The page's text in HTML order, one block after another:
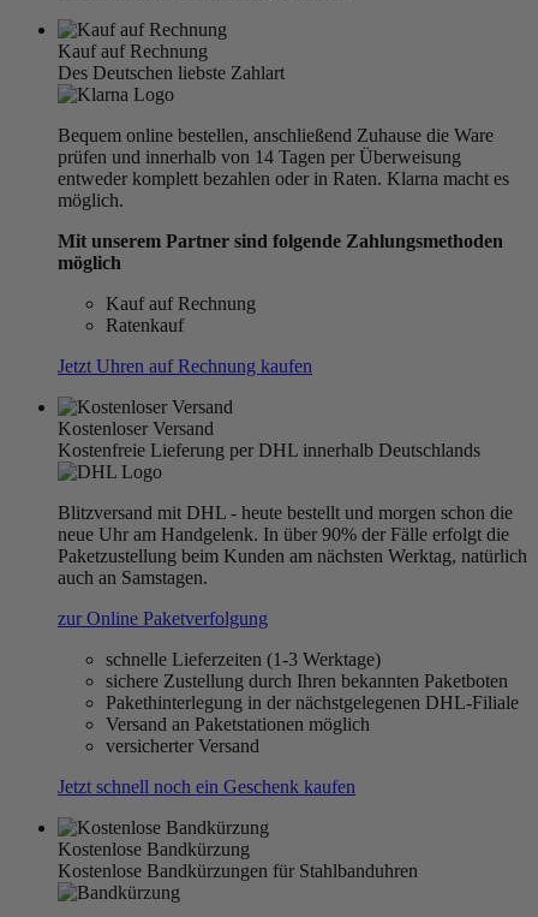
Kauf auf Rechnung
Des Deutschen liebste Zahlart
Bequem online bestellen, anschließend Zuhause die Ware
prüfen und innerhalb von 14 Tagen per Überweisung
entweder komplett bezahlen oder in Raten. Klarna macht es
möglich.
Mit unserem Partner sind folgende Zahlungsmethoden
möglich
Kauf auf Rechnung
Ratenkauf
Jetzt Uhren auf Rechnung kaufen
Kostenloser Versand
Kostenfreie Lieferung per DHL innerhalb Deutschlands
Blitzversand mit DHL - heute bestellt und morgen schon die
neue Uhr am Handgelenk. In über 90% der Fälle erfolgt die
Paketzustellung beim Kunden am nächsten Werktag, natürlich
auch an Samstagen.
zur Online Paketverfolgung
schnelle Lieferzeiten (1-3 Werktage)
sichere Zustellung durch Ihren bekannten Paketboten
Pakethinterlegung in der nächstgelegenen DHL-Filiale
Versand an Paketstationen möglich
versicherter Versand
Jetzt schnell noch ein Geschenk kaufen
Kostenlose Bandkürzung
Kostenlose Bandkürzungen für Stahlbanduhren